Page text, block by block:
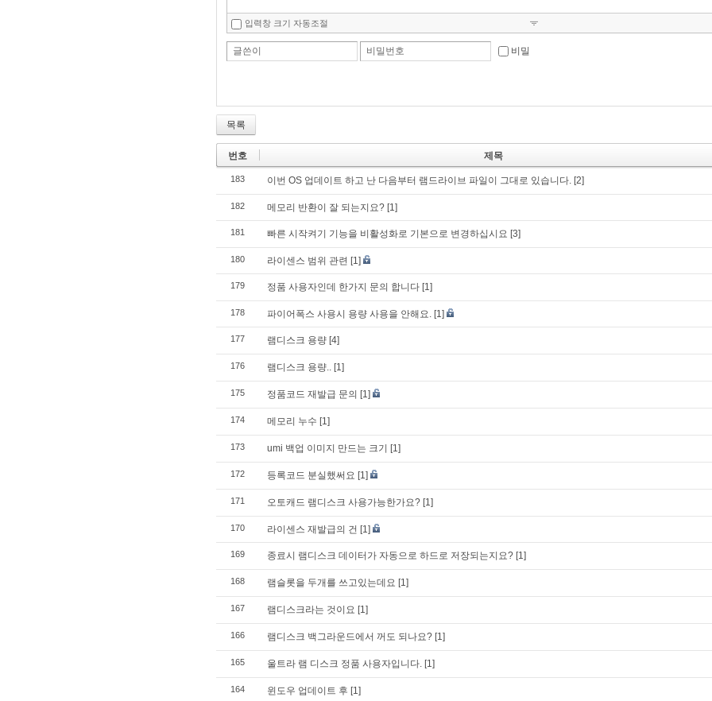
입력창 크기 자동조절
글쓴이 비밀번호 비밀
목록
번호 제목
183 이번 OS 업데이트 하고 난 다음부터 램드라이브 파일이 그대로 있습니다. [2]
182 메모리 반환이 잘 되는지요? [1]
181 빠른 시작켜기 기능을 비활성화로 기본으로 변경하십시요 [3]
180 라이센스 범위 관련 [1]
179 정품 사용자인데 한가지 문의 합니다 [1]
178 파이어폭스 사용시 용량 사용을 안해요. [1]
177 램디스크 용량 [4]
176 램디스크 용량.. [1]
175 정품코드 재발급 문의 [1]
174 메모리 누수 [1]
173 umi 백업 이미지 만드는 크기 [1]
172 등록코드 분실했써요 [1]
171 오토캐드 램디스크 사용가능한가요? [1]
170 라이센스 재발급의 건 [1]
169 종료시 램디스크 데이터가 자동으로 하드로 저장되는지요? [1]
168 램슬롯을 두개를 쓰고있는데요 [1]
167 램디스크라는 것이요 [1]
166 램디스크 백그라운드에서 꺼도 되나요? [1]
165 울트라 램 디스크 정품 사용자입니다. [1]
164 윈도우 업데이트 후 [1]